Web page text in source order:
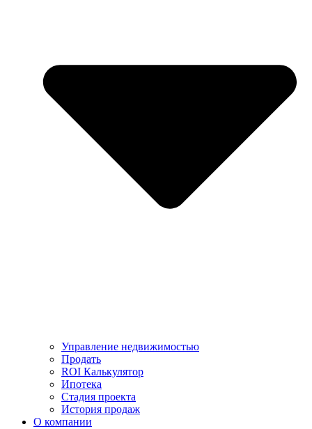
Управление недвижимостью
Продать
ROI Калькулятор
Ипотека
Стадия проекта
История продаж
О компании